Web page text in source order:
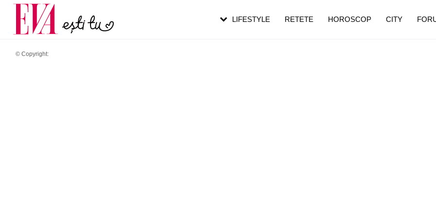
© Copyright:
LIFESTYLE RETETE HOROSCOP CITY
Carieră
Actualitate
pe măsură ce înaintezi în vârstă